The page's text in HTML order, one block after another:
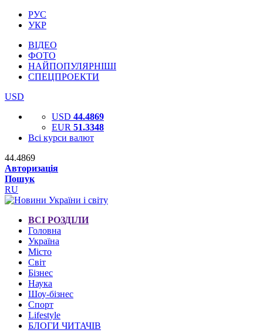
РУС
УКР
ВІДЕО
ФОТО
НАЙПОПУЛЯРНІШІ
СПЕЦПРОЕКТИ
USD
USD 44.4869
EUR 51.3348
Всі курси валют
44.4869
Авторизація
Пошук
RU
ВСІ РОЗДІЛИ
Головна
Україна
Місто
Світ
Бізнес
Наука
Шоу-бізнес
Спорт
Lifestyle
БЛОГИ ЧИТАЧІВ